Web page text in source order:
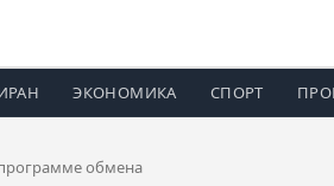
ЭКОНОМИКА СПОРТ
обмена